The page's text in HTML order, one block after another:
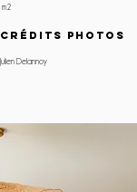
m2
crédits photos
Julien Delannoy